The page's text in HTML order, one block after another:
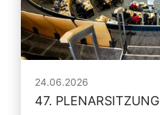
24.06.2026
47. PLENARSITZUNG